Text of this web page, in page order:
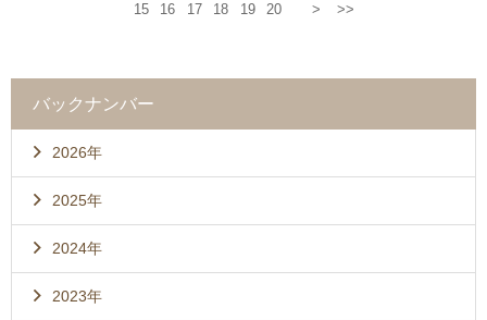
15
16 17 18 19 20 > >>
バックナンバー
2026年
2025年
2024年
2023年